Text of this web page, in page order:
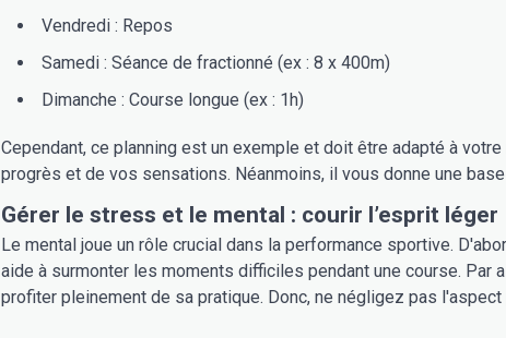
Vendredi : Repos
Samedi : Séance de fractionné (ex : 8 x 400m)
Dimanche : Course longue (ex : 1h)
Cependant, ce planning est un exemple et doit être adapté à
progrès et de vos sensations. Néanmoins, il vous donne une
Gérer le stress et le mental : courir l’esprit léger
Le mental joue un rôle crucial dans la performance sportive.
aide à surmonter les moments difficiles pendant une course. Par
profiter pleinement de sa pratique. Donc, ne négligez pas